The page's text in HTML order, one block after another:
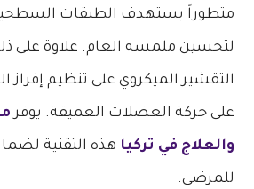
متطوراً يستهدف الطبقات
لتحسين ملمسه العام. علاوة على
التقشير الميكروي على تنظيم إفراز
على حركة العضلات العميقة. يوفر
والعلاج في تركيا هذه التقنية
للمرضى.